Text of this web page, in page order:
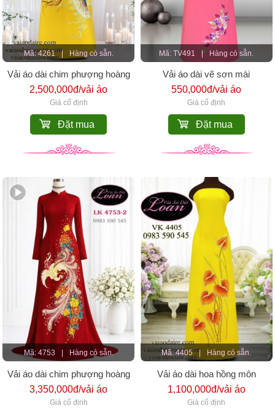
Mã: 4261 | Hàng có sẵn.
Vải áo dài chim phượng hoàng
cao cấp
2,500,000đ/vải áo
Giá cố định
Đặt mua
Mã: TV491 | Hàng có sẵn.
Vải áo dài vẽ sơn mài
550,000đ/vải áo
Giá cố định
Đặt mua
Mã: 4753 Hàng có sẵn.
Vải áo dài chim phượng hoàng
cao cấp
3,350,000đ/vải áo
Giá cố định
Mã: 4405 | Hàng có sẵn.
Vải áo dài hoa hồng môn
1,100,000đ/vải áo
Giá cố định